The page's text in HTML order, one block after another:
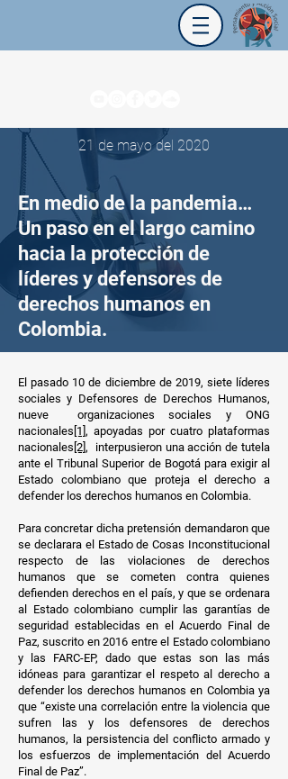
21 de mayo del 2020
En medio de la pandemia…
Un paso en el largo camino
hacia la protección de
líderes y defensores de
derechos humanos en
Colombia.
El pasado 10 de diciembre de 2019, siete líderes
sociales y Defensores de Derechos Humanos,
nueve organizaciones sociales y ONG
nacionales [1] , apoyadas por cuatro plataformas
nacionales [2] , interpusieron una acción de tutela
ante el Tribunal Superior de Bogotá para exigir al
Estado colombiano que proteja el derecho a
defender los derechos humanos en Colombia.
Para concretar dicha pretensión demandaron que
se declarara el Estado de Cosas Inconstitucional
respecto de las violaciones de derechos
humanos que se cometen contra quienes
defienden derechos en el país, y que se ordenara
al Estado colombiano cumplir las garantías de
seguridad establecidas en el Acuerdo Final de
Paz, suscrito en 2016 entre el Estado colombiano
y las FARC-EP, dado que estas son las más
idóneas para garantizar el respeto al derecho a
defender los derechos humanos en Colombia ya
que “existe una correlación entre la violencia que
sufren las y los defensores de derechos
humanos, la persistencia del conflicto armado y
los esfuerzos de implementación del Acuerdo
Final de Paz”.